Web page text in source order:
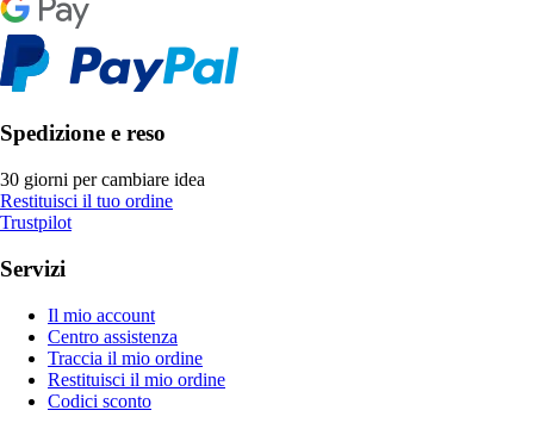
Spedizione e reso
30 giorni per cambiare idea
Restituisci il tuo ordine
Trustpilot
Servizi
Il mio account
Centro assistenza
Traccia il mio ordine
Restituisci il mio ordine
Codici sconto